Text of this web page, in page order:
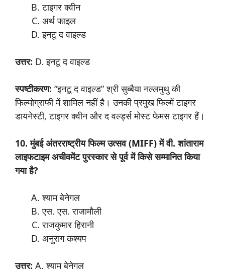
टाइगर क्वीन
अर्थ फाइल
इनटू द वाइल्ड
उत्तर: D. इनटू द वाइल्ड
स्पष्टीकरण: “इनटू द वाइल्ड” श्री सुब्बैया नल्लमुथु की
फिल्मोग्राफी में शामिल नहीं है। उनकी प्रमुख फिल्में टाइगर
डायनेस्टी, टाइगर क्वीन और द वर्ल्ड्स मोस्ट फेमस टाइगर हैं।
10. मुंबई अंतरराष्ट्रीय फिल्म उत्सव(MIFF)में वी.शांताराम
लाइफटाइम अचीवमेंट पुरस्कार से पूर्व में किसे सम्मानित किया
गया है?
श्याम बेनेगल
एस. एस. राजामौली
राजकुमार हिरानी
अनुराग कश्यप
उत्तर: A. श्याम बेनेगल